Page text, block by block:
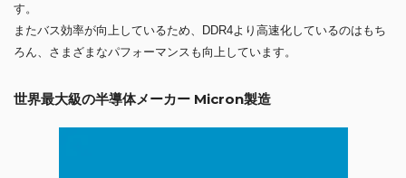
す。
またバス効率が向上しているため、DDR4より高速化しているのはもち
ろん、さまざまなパフォーマンスも向上しています。
世界最大級の半導体メーカー Micron製造